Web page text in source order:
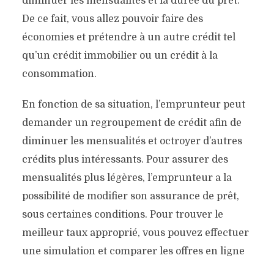
De ce fait, vous allez pouvoir faire des
économies et prétendre à un autre crédit tel
qu’un crédit immobilier ou un crédit à la
consommation.
En fonction de sa situation, l’emprunteur peut
demander un regroupement de crédit afin de
diminuer les mensualités et octroyer d’autres
crédits plus intéressants. Pour assurer des
mensualités plus légères, l’emprunteur a la
possibilité de modifier son assurance de prêt,
sous certaines conditions. Pour trouver le
meilleur taux approprié, vous pouvez effectuer
une simulation et comparer les offres en ligne